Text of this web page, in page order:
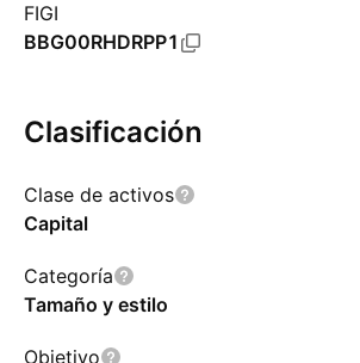
FIGI
BBG00RHDRPP1
Clasificación
Clase de activos
Capital
Categoría
Tamaño y estilo
Objetivo